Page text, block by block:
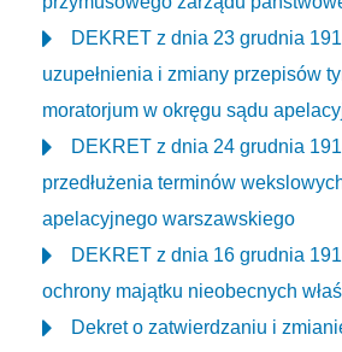
DEKRET z dnia 23 grudnia
uzupełnienia i zmiany przepisów
moratorjum w okręgu sądu
DEKRET z dnia 24 grudnia
przedłużenia terminów
apelacyjnego warszawskiego
DEKRET z dnia 16 grudnia
ochrony majątku nieobecnych
Dekret o zatwierdzaniu i